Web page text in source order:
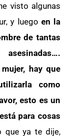
visto algunas
y luego en la
de tantas
hay que
como
esto es un
para cosas
que ya te dije,